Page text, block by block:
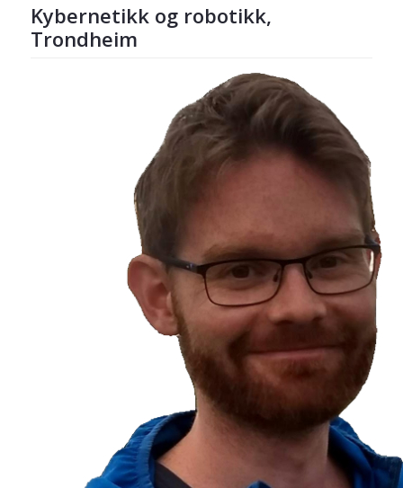
Kybernetikk og robotikk,
Trondheim